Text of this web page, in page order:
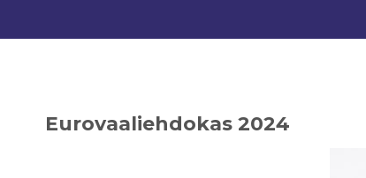
Eurovaaliehdokas 2024